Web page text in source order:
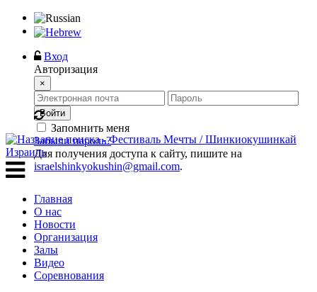
Вход
Авторизация
×
Войти
Запомнить меня
Забыли пароль?
Для получения доступа к сайту, пишите на
israelshinkyokushin@gmail.com.
Главная
О нас
Новости
Организация
Залы
Видео
Соревнования